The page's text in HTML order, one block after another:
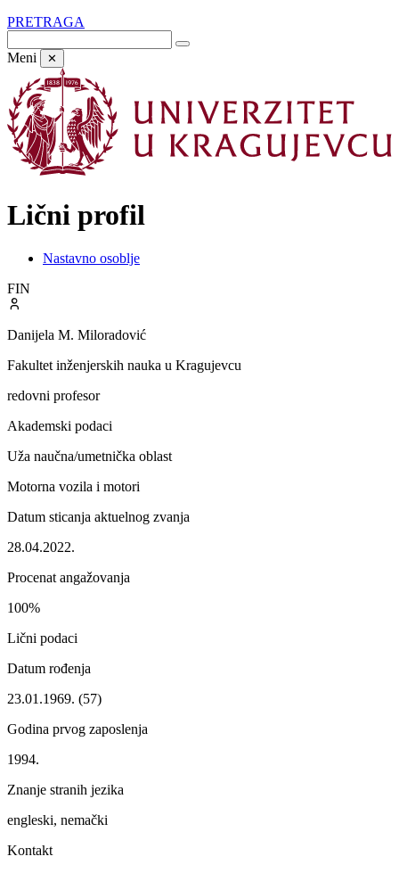
PRETRAGA
Meni ✕
Lični profil
Nastavno osoblje
FIN
Danijela M. Miloradović
Fakultet inženjerskih nauka u Kragujevcu
redovni profesor
Akademski podaci
Uža naučna/umetnička oblast
Motorna vozila i motori
Datum sticanja aktuelnog zvanja
28.04.2022.
Procenat angažovanja
100%
Lični podaci
Datum rođenja
23.01.1969. (57)
Godina prvog zaposlenja
1994.
Znanje stranih jezika
engleski, nemački
Kontakt